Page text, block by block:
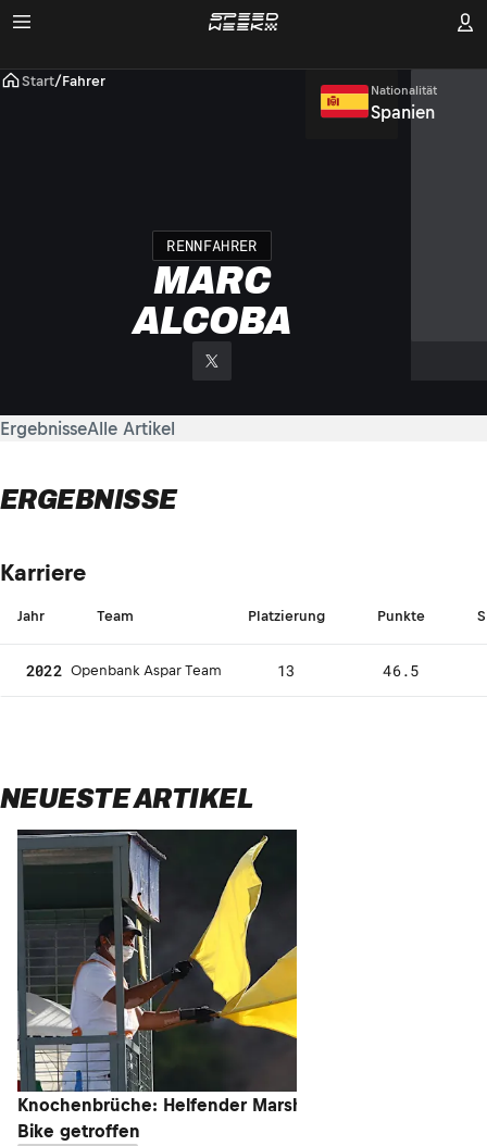
Start/Fahrer
RENNFAHRER
MARC
ALCOBA
Nationalität
Spanien
ErgebnisseAlle Artikel
ERGEBNISSE
Karriere
Jahr Team Platzierung Punkte
2022 Openbank Aspar Team 13 46.5
NEUESTE ARTIKEL
Knochenbrüche: Helfender Marshal von
Bike getroffen